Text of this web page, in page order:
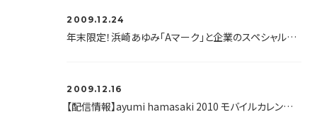
2009.12.24
年末限定！浜崎あゆみ「Aマーク」と企業のスペシャルコラボレーションが決定！
2009.12.16
【配信情報】ayumi hamasaki 2010 モバイルカレンダー2月分、配信開始♪